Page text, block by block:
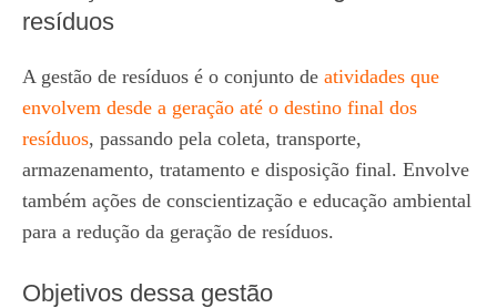
resíduos
A gestão de resíduos é o conjunto de atividades que
envolvem desde a geração até o destino final dos
resíduos, passando pela coleta, transporte,
armazenamento, tratamento e disposição final. Envolve
também ações de conscientização e educação ambiental
para a redução da geração de resíduos.
Objetivos dessa gestão